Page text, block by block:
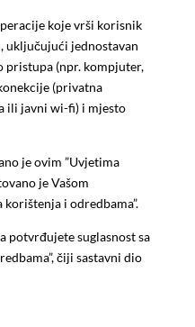
koje vrši korisnik
uključujući jednostavan
pristupa (npr. kompjuter,
(privatna
ili javni wi-fi) i mjesto
je ovim ”Uvjetima
je Vašom
korištenja i odredbama”.
potvrđujete suglasnost sa
čiji sastavni dio